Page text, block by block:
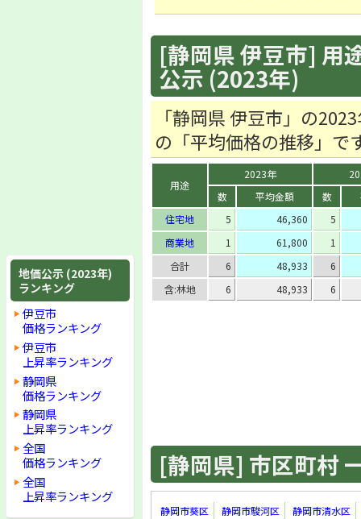
地価公示 (2023年)
ランキング
伊豆市
価格ランキング
伊豆市
上昇率ランキング
静岡県
価格ランキング
静岡県
上昇率ランキング
全国
価格ランキング
全国
上昇率ランキング
[静岡県 伊豆市] 用
公示 (2023年)
「静岡県 伊豆市」の
の「平均価格の推移」で
用途
2023年
数
平均金額 数
住宅地
5 46,360
5
商業地
1 61,800
1
合計
6 48,933
6
含:林地
6 48,933 6
[静岡県] 市区町村
静岡市葵区 静岡市駿河区
静岡市清水区